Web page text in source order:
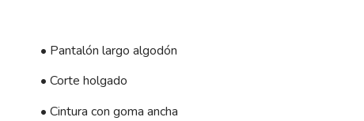
• Pantalón largo algodón
• Corte holgado
• Cintura con goma ancha